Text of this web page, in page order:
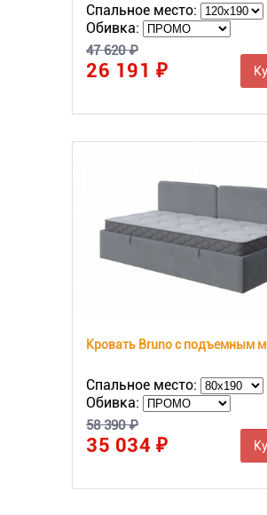
Спальное место:
Обивка:
47 620 ₽
26 191 ₽
Спальное место:
Обивка:
58 390 ₽
35 034 ₽